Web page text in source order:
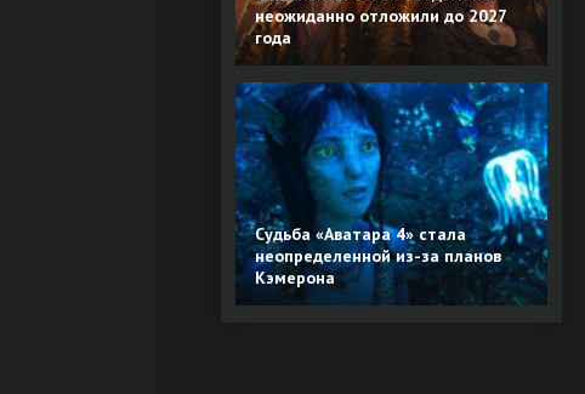
неожиданно отложили до 2027
года
Судьба «Аватара 4» стала
неопределенной из-за планов
Кэмерона